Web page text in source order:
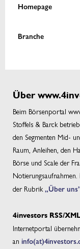
Homepage
Branche
Über
Beim Börsenportal
Stoffels & Barck
den Segmenten Mid-
Raum, Anleihen, den
Börse und Scale der
Notierungsaufnahmen.
der Rubrik „Über
4investors RSS/
Internetportal
an